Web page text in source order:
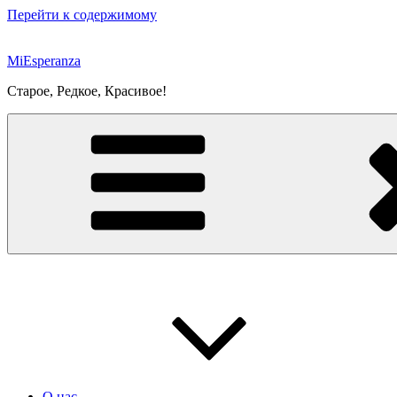
Перейти к содержимому
MiEsperanza
Старое, Редкое, Красивое!